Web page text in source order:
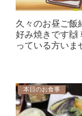
久々のお昼ご飯紹介です😄 今日の献立
好み焼きです🙌 朝の体操前にパントリーさんから 「ストレスのたま
本日のお食事